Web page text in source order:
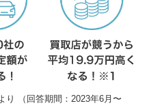
り （回答期間：2023年6月〜